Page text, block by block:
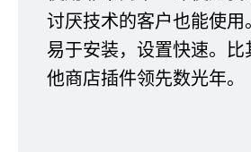
讨厌技术的客户也能使用。
易于安装，设置快速。比
他商店插件领先数光年。